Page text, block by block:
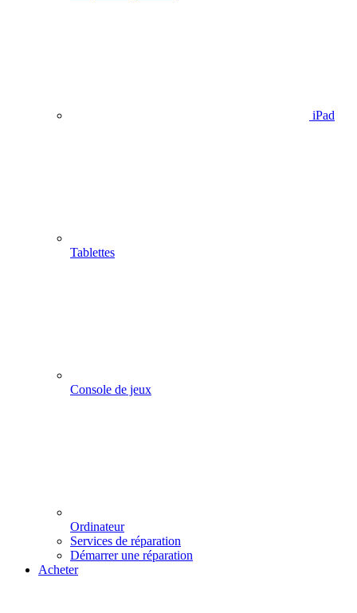
iPad
Tablettes
Console de jeux
Ordinateur
Services de réparation
Démarrer une réparation
Acheter